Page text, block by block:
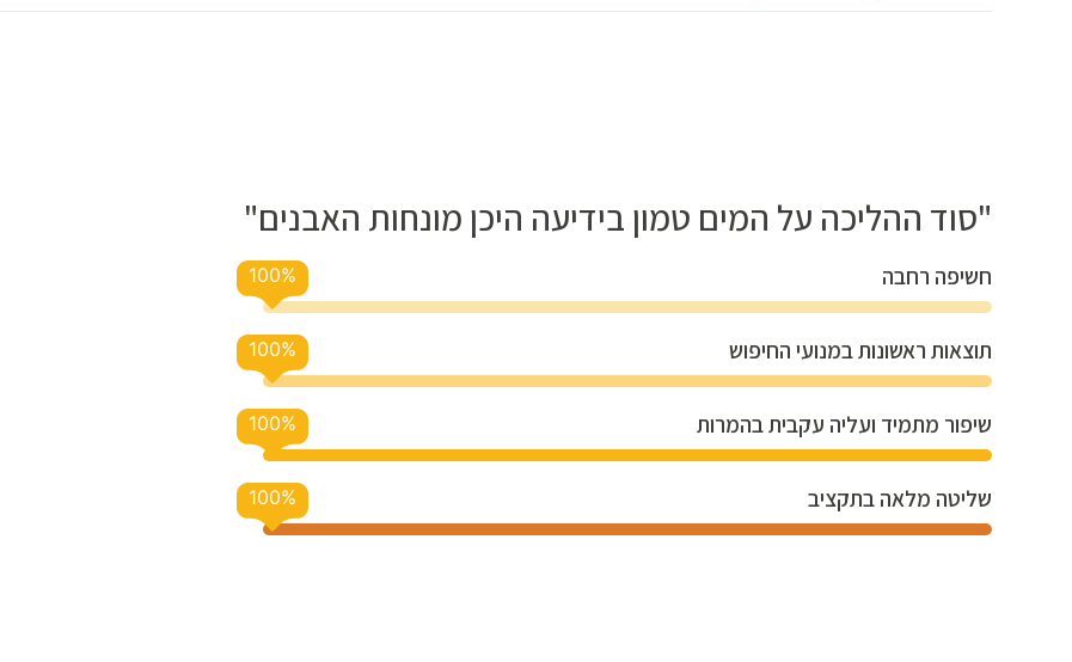
"סוד ההליכה על המים טמון בידיעה היכן מונחות האבנים"
חשיפה רחבה 100%
תוצאות ראשונות במנועי החיפוש 100%
שיפור מתמיד ועליה עקבית בהמרות 100%
שליטה מלאה בתקציב 100%